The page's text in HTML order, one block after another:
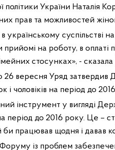
політики України Наталія
прав та можливостей жінок
в українському
прийомі на роботу, в
стосунках», -
26 вересня Уряд затвердив
і чоловіків на період до
інструмент у вигляді
на період до 2016 року. Це
працював щодня і давав
із проблем